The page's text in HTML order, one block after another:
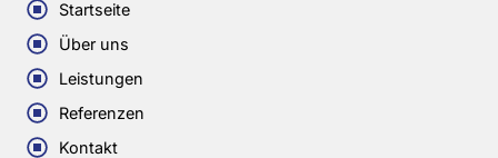
Startseite
Über uns
Leistungen
Referenzen
Kontakt